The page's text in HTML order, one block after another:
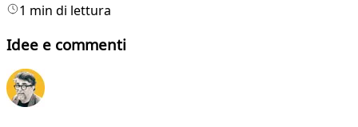
1 min di lettura
Idee e commenti